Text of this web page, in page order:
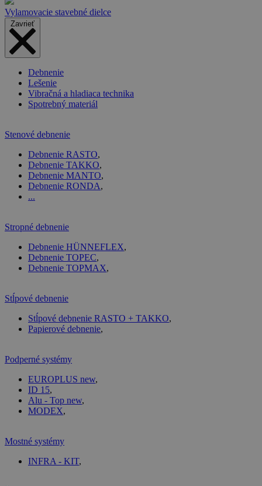
Vylamovacie stavebné dielce
Debnenie
Lešenie
Vibračná a hladiaca technika
Spotrebný materiál
Stenové debnenie
Debnenie RASTO,
Debnenie TAKKO,
Debnenie MANTO,
Debnenie RONDA,
...
Stropné debnenie
Debnenie HÜNNEFLEX,
Debnenie TOPEC,
Debnenie TOPMAX,
Stĺpové debnenie
Stĺpové debnenie RASTO + TAKKO,
Papierové debnenie,
Podperné systémy
EUROPLUS new,
ID 15,
Alu - Top new,
MODEX,
Mostné systémy
INFRA - KIT,